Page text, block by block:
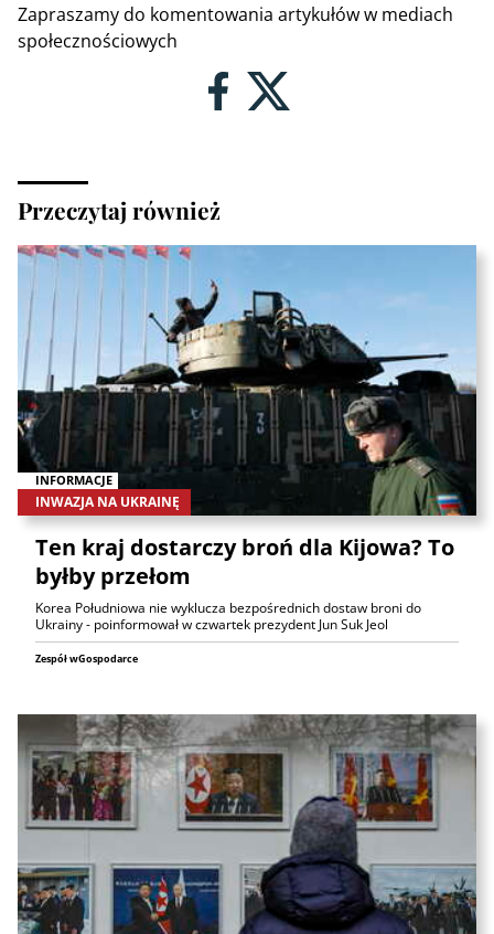
Zapraszamy do komentowania artykułów w mediach
społecznościowych
Przeczytaj również
INFORMACJE
INWAZJA NA UKRAINĘ
Ten kraj dostarczy broń dla Kijowa? To
byłby przełom
Korea Południowa nie wyklucza bezpośrednich dostaw broni do
Ukrainy - poinformował w czwartek prezydent Jun Suk Jeol
Zespół wGospodarce